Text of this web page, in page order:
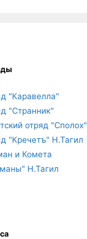
"Каравелла"
"Странник"
отряд "Сполох"
"Кречетъ" Н.Тагил
и Комета
Н.Тагил